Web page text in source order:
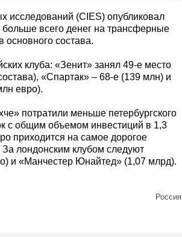
исследований (CIES) опубликовал
больше всего денег на трансферные
основного состава.
клуба: «Зенит» занял 49-е место
«Спартак» – 68-е (139 млн) и
евро).
потратили меньше петербургского
с общим объемом инвестиций в 1,3
приходится на самое дорогое
лондонским клубом следуют
и «Манчестер Юнайтед» (1,07 млрд).
Россия